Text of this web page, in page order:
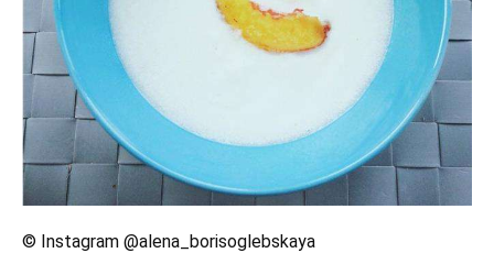
© Instagram @alena_borisoglebskaya